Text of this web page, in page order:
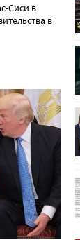
Сиси в
в